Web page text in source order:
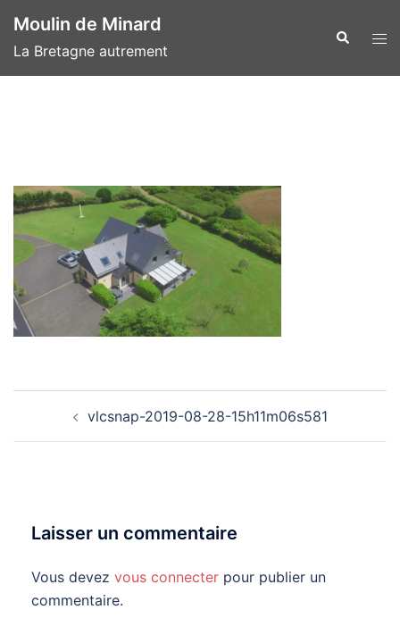
au
contenu
Moulin de Minard
La Bretagne autrement
d’articlevlcsnap-2019-08-28-15h11m06s581
Laisser un commentaire
Vous devez vous connecter pour publier un
commentaire.